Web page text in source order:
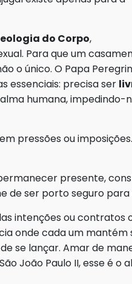
do Corpo,
Para que um
o único. O Papa
essenciais: precisa ser
humana, impedindo-
pressões ou
presente,
de ser porto seguro para
intenções ou contratos
onde cada um mantém
se lançar. Amar de
João Paulo II, esse é o